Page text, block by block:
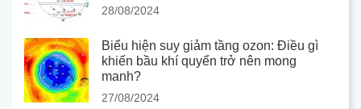
28/08/2024
Biểu hiện suy giảm tầng ozon: Điều gì
khiến bầu khí quyển trở nên mong
manh?
27/08/2024